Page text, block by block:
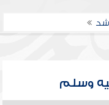
وسلم